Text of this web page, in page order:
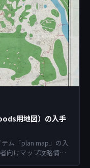
用地図）の入手
ム「plan map」の入
向けマップ攻略情報